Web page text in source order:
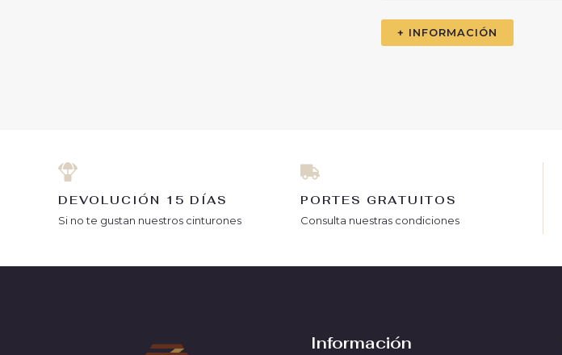
+ INFORMACIÓN
DEVOLUCIÓN 15 DÍAS
Si no te gustan nuestros cinturones
PORTES GRATUITOS
Consulta nuestras condiciones
Información